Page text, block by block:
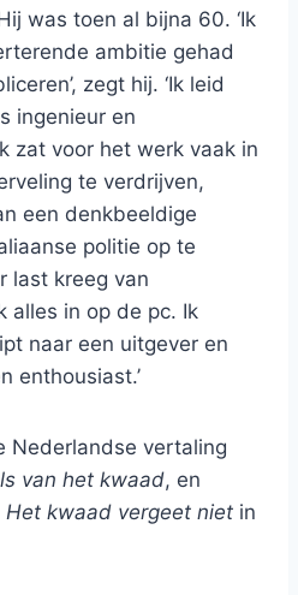
was toen al bijna 60. ‘Ik
ambitie gehad
zegt hij. ‘Ik leid
ingenieur en
zat voor het werk vaak in
te verdrijven,
een denkbeeldige
politie op te
last kreeg van
alles in op de pc. Ik
naar een uitgever en
enthousiast.’
Nederlandse vertaling
van het kwaad, en
Het kwaad vergeet niet in